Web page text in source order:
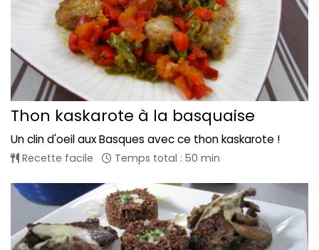
Thon kaskarote à la basquaise
Un clin d'oeil aux Basques avec ce thon kaskarote !
Recette facile Temps total : 50 min